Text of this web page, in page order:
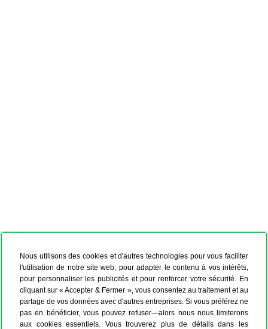
Nous utilisons des cookies et d'autres technologies pour vous faciliter
l'utilisation de notre site web, pour adapter le contenu à vos intérêts,
pour personnaliser les publicités et pour renforcer votre sécurité. En
cliquant sur « Accepter & Fermer », vous consentez au traitement et au
partage de vos données avec d'autres entreprises. Si vous préférez ne
pas en bénéficier, vous pouvez refuser—alors nous nous limiterons
aux cookies essentiels. Vous trouverez plus de détails dans les